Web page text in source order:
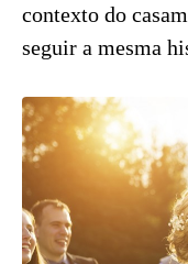
contexto do
seguir a mesma